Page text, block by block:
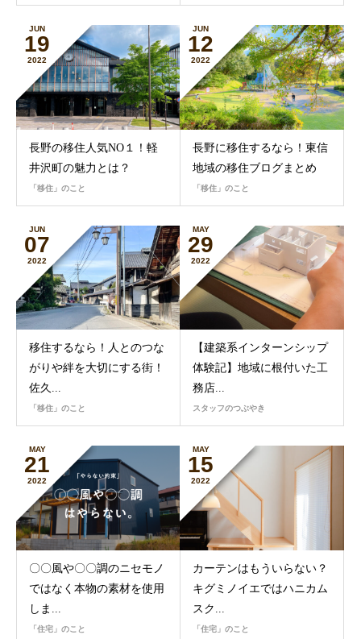
JUN
19
2022
長野の移住人気NO１！軽
井沢町の魅力とは？
「移住」のこと
JUN
12
2022
長野に移住するなら！東信
地域の移住ブログまとめ
「移住」のこと
JUN
07
2022
移住するなら！人とのつな
がりや絆を大切にする街！
佐久...
「移住」のこと
MAY
29
2022
【建築系インターンシップ
体験記】地域に根付いた工
務店...
スタッフのつぶやき
MAY
21
2022
〇〇風や〇〇調のニセモノ
ではなく本物の素材を使用
しま...
「住宅」のこと
MAY
15
2022
カーテンはもういらない？
キグミノイエではハニカム
スク...
「住宅」のこと